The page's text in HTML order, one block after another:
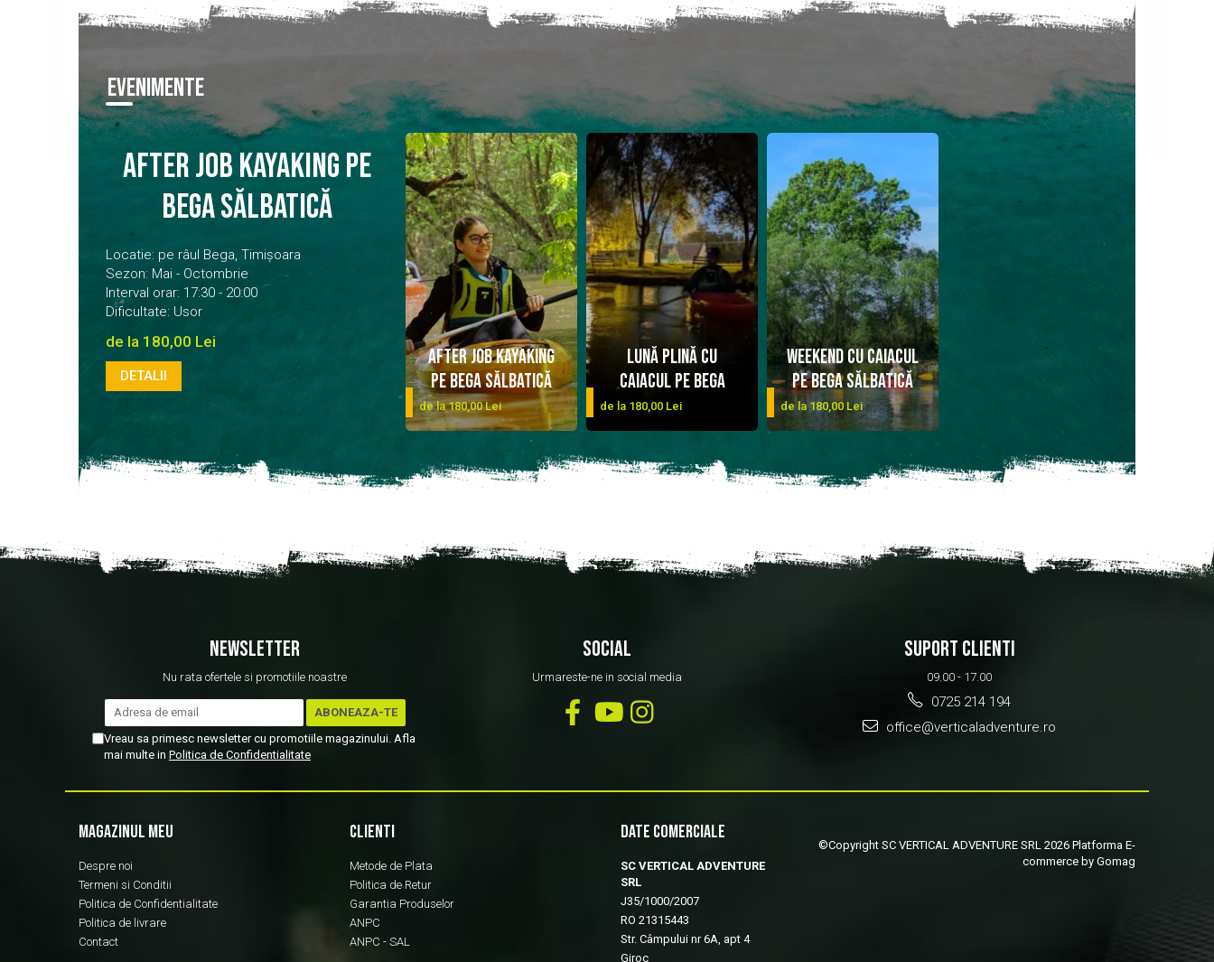
EVENIMENTE
After job kayaking pe
Bega Sălbatică
Locatie: pe râul Bega, Timișoara
Sezon: Mai - Octombrie
Interval orar: 17:30 - 20:00
Dificultate: Usor
de la 180,00 Lei
DETALII
After job kayaking
pe Bega Sălbatică
de la 180,00 Lei
Lună plină cu
caiacul pe Bega
de la 180,00 Lei
DETALII
Weekend cu caiacul
pe Bega sălbatică
de la 180,00 Lei
NEWSLETTER
Nu rata ofertele si promotiile noastre
Vreau sa primesc newsletter cu promotiile magazinului. Afla
mai multe in Politica de Confidentialitate
SOCIAL
Urmareste-ne in social media
SUPORT CLIENTI
09.00 - 17.00
0725 214 194
office@verticaladventure.ro
MAGAZINUL MEU
Despre noi
Termeni si Conditii
Politica de Confidentialitate
Politica de livrare
Contact
CLIENTI
Metode de Plata
Politica de Retur
Garantia Produselor
ANPC
ANPC - SAL
DATE COMERCIALE
SC VERTICAL ADVENTURE
SRL
J35/1000/2007
RO 21315443
Str. Câmpului nr 6A, apt 4
Giroc
©Copyright SC VERTICAL ADVENTURE SRL 2026 Platforma E-
commerce by Gomag